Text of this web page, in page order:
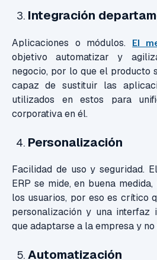
Integración
Aplicaciones o módulos. El
objetivo automatizar y
negocio, por lo que el producto
capaz de sustituir las
utilizados en estos para
corporativa en él.
Personalización
Facilidad de uso y seguridad.
ERP se mide, en buena
los usuarios, por eso es crítico
personalización y una interfaz
que adaptarse a la empresa y
Automatización